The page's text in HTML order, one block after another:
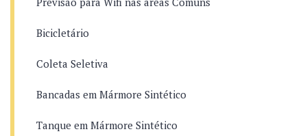
Bicicletário
Coleta Seletiva
Bancadas em Mármore Sintético
Tanque em Mármore Sintético